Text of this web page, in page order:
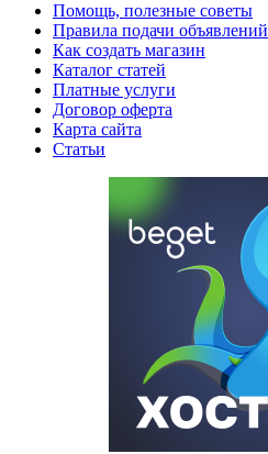
Помощь, полезные советы
Правила подачи объявлений
Как создать магазин
Каталог статей
Платные услуги
Договор оферта
Карта сайта
Статьи